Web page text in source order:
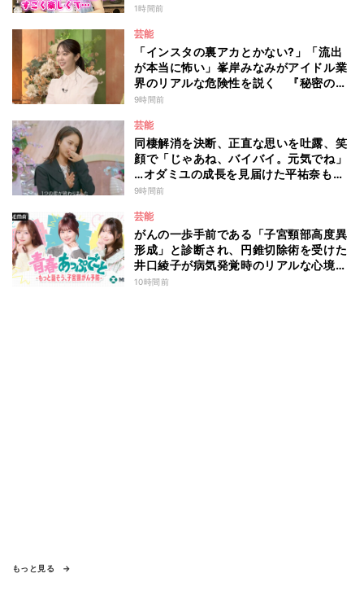
1時間前
芸能
「インスタの裏アカとかない?」「流出
が本当に怖い」峯岸みなみがアイドル業
界のリアルな危険性を説く 『秘密のマ
マ園』特別編
9時間前
芸能
同棲解消を決断、正直な思いを吐露、笑
顔で「じゃあね、バイバイ。元気でね」
…オダミユの成長を見届けた平祐奈も思
わず涙 『ガールオアレディ3』
9時間前
芸能
がんの一歩手前である「子宮頸部高度異
形成」と診断され、円錐切除術を受けた
井口綾子が病気発覚時のリアルな心境や
葛藤を語る ABEMAトーク番組『青春
10時間前
もっと見る